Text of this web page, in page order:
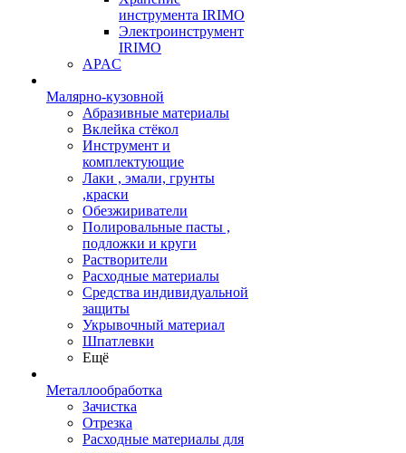
инструмента IRIMO
Электроинструмент
IRIMO
APAC
Малярно-кузовной
Абразивные материалы
Вклейка стёкол
Инструмент и
комплектующие
Лаки , эмали, грунты
,краски
Обезжириватели
Полировальные пасты ,
подложки и круги
Растворители
Расходные материалы
Средства индивидуальной
защиты
Укрывочный материал
Шпатлевки
Ещё
Металлообработка
Зачистка
Отрезка
Расходные материалы для